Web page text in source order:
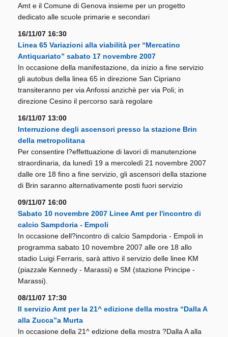
Amt e il Comune di Genova insieme per un progetto
dedicato alle scuole primarie e secondari
16/11/07 16:30
Linea 65 Variazioni alla viabilità per “Mercatino
Antiquariato” sabato 17 novembre 2007
In occasione della manifestazione, da inizio a fine servizio
gli autobus della linea 65 in direzione San Cipriano
transiteranno per via Anfossi anzichè per via Poli; in
direzione Cesino il percorso sarà regolare
16/11/07 13:00
Interruzione degli ascensori presso la stazione Brin
della metropolitana
Per consentire l?effettuazione di lavori di manutenzione
straordinaria, da lunedì 19 a mercoledì 21 novembre 2007
dalle ore 18 fino a fine servizio, gli ascensori della stazione
di Brin saranno alternativamente posti fuori servizio
09/11/07 16:00
Sabato 10 novembre 2007 Linee Amt per l'incontro di
calcio Sampdoria - Empoli
In occasione dell?incontro di calcio Sampdoria - Empoli in
programma sabato 10 novembre 2007 alle ore 18 allo
stadio Luigi Ferraris, sarà attivo il servizio delle linee KM
(piazzale Kennedy - Marassi) e SM (stazione Principe -
Marassi).
08/11/07 17:30
Il servizio Amt per la 21^ edizione della mostra “Dalla A
alla Zucca”a Murta
In occasione della 21^ edizione della mostra ?Dalla A alla